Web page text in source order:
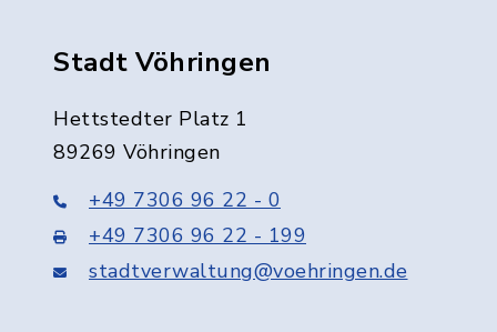
Stadt Vöhringen
Hettstedter Platz 1
89269 Vöhringen
+49 7306 96 22 - 0
+49 7306 96 22 - 199
stadtverwaltung@voehringen.de